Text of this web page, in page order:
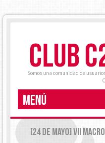
CLUB
Somos una comunidad de
MENÚ
[24 DE MAYO] VII